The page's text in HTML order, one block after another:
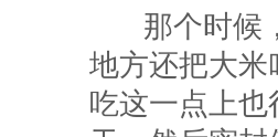
那个时候，
地方还把大米
吃这一点上